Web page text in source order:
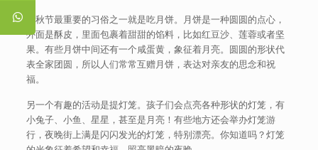
中秋节最重要的习俗之一就是吃月饼。月饼是一种圆圆的点心，
外面是酥皮，里面包裹着甜甜的馅料，比如红豆沙、莲蓉或者坚
果。有些月饼中间还有一个咸蛋黄，象征着月亮。圆圆的形状代
表全家团圆，所以人们常常互赠月饼，表达对亲友的思念和祝
福。
另一个有趣的活动是提灯笼。孩子们会点亮各种形状的灯笼，有
小兔子、小鱼、星星，甚至是月亮！有些地方还会举办灯笼游
行，夜晚街上满是闪闪发光的灯笼，特别漂亮。你知道吗？灯笼